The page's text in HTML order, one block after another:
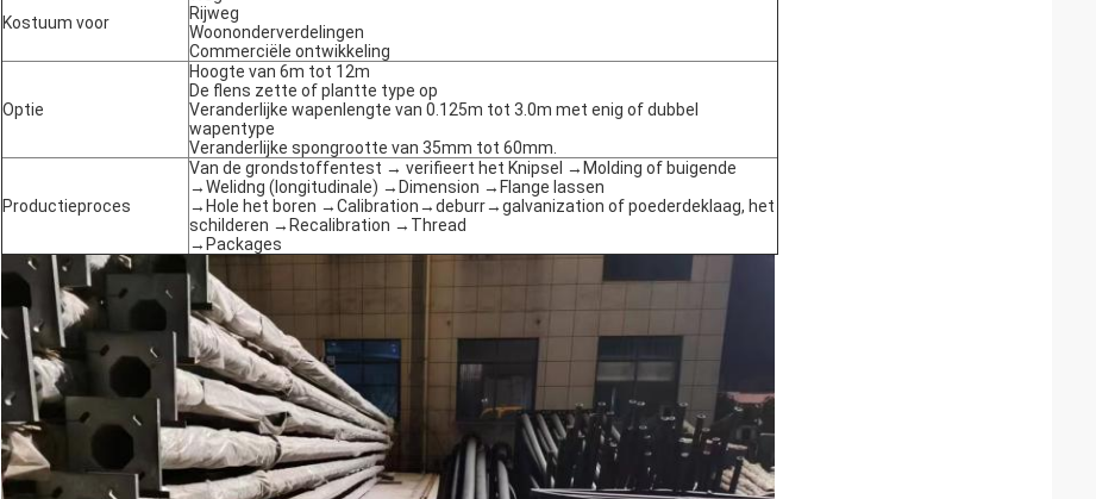
Kostuum voor
Rijweg
Woononderverdelingen
Commerciële ontwikkeling
Optie
Hoogte van 6m tot 12m
De flens zette of plantte type op
Veranderlijke wapenlengte van 0.125m tot 3.0m met enig of dubbel
wapentype
Veranderlijke spongrootte van 35mm tot 60mm.
Productieproces
Van de grondstoffentest → verifieert het Knipsel →Molding of buigende
→Welidng (longitudinale) →Dimension →Flange lassen
→Hole het boren →Calibration→deburr→galvanization of poederdeklaag, het
schilderen →Recalibration →Thread
→Packages